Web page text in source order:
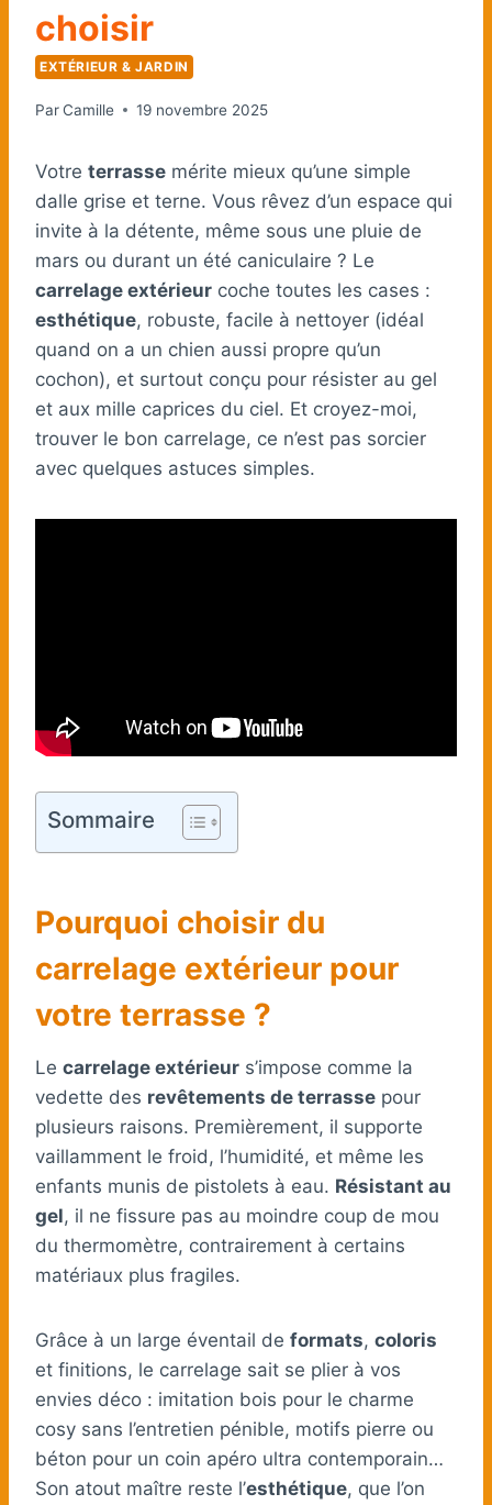
choisir
EXTÉRIEUR & JARDIN
ParCamille 19 novembre 2025
Votre terrasse mérite mieux qu’une simple
dalle grise et terne. Vous rêvez d’un espace qui
invite à la détente, même sous une pluie de
mars ou durant un été caniculaire ? Le
carrelage extérieur coche toutes les cases :
esthétique, robuste, facile à nettoyer (idéal
quand on a un chien aussi propre qu’un
cochon), et surtout conçu pour résister au gel
et aux mille caprices du ciel. Et croyez-moi,
trouver le bon carrelage, ce n’est pas sorcier
avec quelques astuces simples.
Sommaire
Pourquoi choisir du
carrelage extérieur pour
votre terrasse ?
Le carrelage extérieur s’impose comme la
vedette des revêtements de terrasse pour
plusieurs raisons. Premièrement, il supporte
vaillamment le froid, l’humidité, et même les
enfants munis de pistolets à eau. Résistant au
gel, il ne fissure pas au moindre coup de mou
du thermomètre, contrairement à certains
matériaux plus fragiles.
Grâce à un large éventail de formats, coloris
et finitions, le carrelage sait se plier à vos
envies déco : imitation bois pour le charme
cosy sans l’entretien pénible, motifs pierre ou
béton pour un coin apéro ultra contemporain…
Son atout maître reste l’esthétique, que l’on